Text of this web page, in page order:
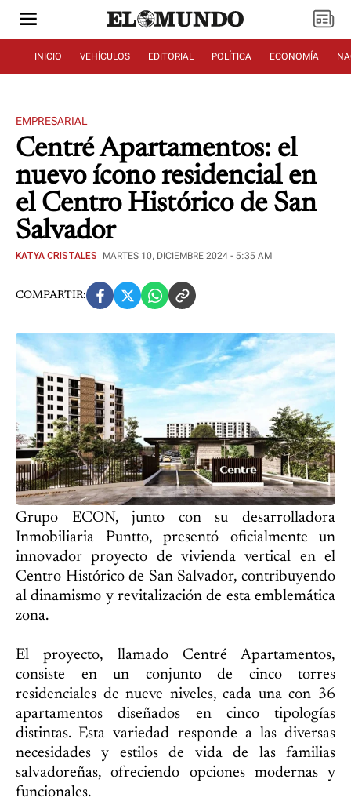
INICIO VEHÍCULOS EDITORIAL POLÍTICA ECONOMÍA
EMPRESARIAL
Centré Apartamentos: el
nuevo ícono residencial en
el Centro Histórico de San
Salvador
KATYA CRISTALES MARTES 10, DICIEMBRE 2024 - 5:35 AM
COMPARTIR:
Grupo ECON, junto con su desarrolladora
Inmobiliaria Puntto, presentó oficialmente un
innovador proyecto de vivienda vertical en el
Centro Histórico de San Salvador, contribuyendo
al dinamismo y revitalización de esta emblemática
zona.
El proyecto, llamado Centré Apartamentos,
consiste en un conjunto de cinco torres
residenciales de nueve niveles, cada una con 36
apartamentos diseñados en cinco tipologías
distintas. Esta variedad responde a las diversas
necesidades y estilos de vida de las familias
salvadoreñas, ofreciendo opciones modernas y
funcionales.